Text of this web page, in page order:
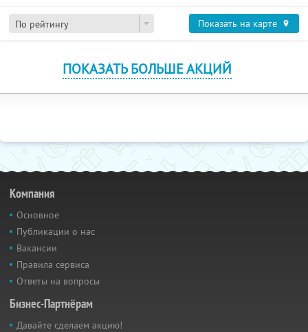
По рейтингу Показать на карте
ПОКАЗАТЬ БОЛЬШЕ АКЦИЙ
Компания
Основное
Публикации о нас
Вакансии
Правила сервиса
Ответы на вопросы
Бизнес-Партнёрам
Давайте сделаем акцию!